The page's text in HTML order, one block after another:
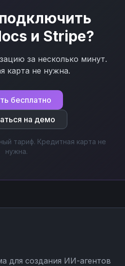
и Stripe?
за несколько минут.
карта не нужна.
бесплатно
на демо
тариф. Кредитная карта не
нужна.
для создания ИИ-агентов